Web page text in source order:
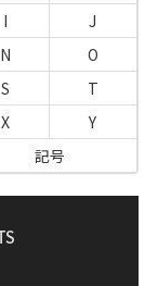
I
J
N
O
S
T
X
Y
記号